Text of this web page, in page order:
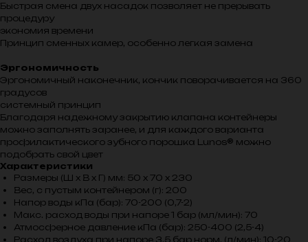
Быстрая смена двух насадок позволяет не прерывать
процедуру
экономия времени
Принцип сменных камер, особенно легкая замена
Эргономичность
Эргономичный наконечник, кончик поворачивается на 360
градусов
системный принцип
Благодаря надежному закрытию клапана контейнеры
можно заполнять заранее, и для каждого варианта
профилактического зубного порошка Lunos® можно
подобрать свой цвет
Характеристики
Размеры (Ш x В x Г) мм: 50 x 70 x 230
Вес, с пустым контейнером (г): 200
Напор воды кПа (бар): 70-200 (0,7-2)
Макс. расход воды при напоре 1 бар (мл/мин): 70
Атмосферное давление кПа (бар): 250-400 (2,5-4)
Расход воздуха при напоре 3,5 бар норм. (л/мин): 10-20